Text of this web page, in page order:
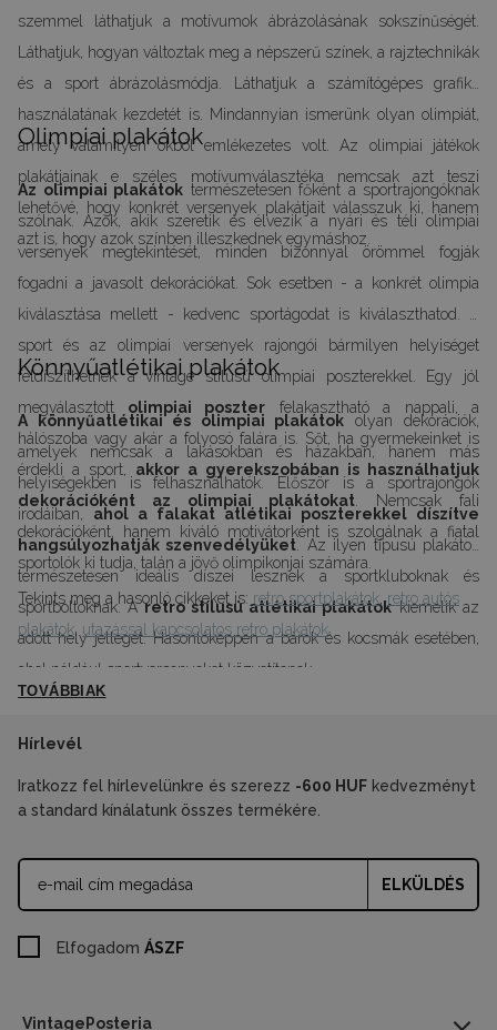
szemmel láthatjuk a motívumok ábrázolásának sokszínűségét.
Láthatjuk, hogyan változtak meg a népszerű színek, a rajztechnikák
és a sport ábrázolásmódja. Láthatjuk a számítógépes grafika
használatának kezdetét is. Mindannyian ismerünk olyan olimpiát,
amely valamilyen okból emlékezetes volt. Az olimpiai játékok
plakátjainak e széles motívumválasztéka nemcsak azt teszi
lehetővé, hogy konkrét versenyek plakátjait válasszuk ki, hanem
azt is, hogy azok színben illeszkednek egymáshoz.
Olimpiai plakátok
Az olimpiai plakátok természetesen főként a sportrajongóknak
szólnak. Azok, akik szeretik és élvezik a nyári és téli olimpiai
versenyek megtekintését, minden bizonnyal örömmel fogják
fogadni a javasolt dekorációkat. Sok esetben - a konkrét olimpia
kiválasztása mellett - kedvenc sportágodat is kiválaszthatod. A
sport és az olimpiai versenyek rajongói bármilyen helyiséget
feldíszíthetnek a vintage stílusú olimpiai poszterekkel. Egy jól
megválasztott olimpiai poszter felakasztható a nappali, a
hálószoba vagy akár a folyosó falára is. Sőt, ha gyermekeinket is
érdekli a sport, akkor a gyerekszobában is használhatjuk
dekorációként az olimpiai plakátokat . Nemcsak fali
dekorációként, hanem kiváló motivátorként is szolgálnak a fiatal
sportolók ki tudja, talán a jövő olimpikonjai számára.
Könnyűatlétikai plakátok
A könnyűatlétikai és olimpiai plakátok olyan dekorációk,
amelyek nemcsak a lakásokban és házakban, hanem más
helyiségekben is felhasználhatók. Először is a sportrajongók
irodáiban, ahol a falakat atlétikai poszterekkel díszítve
hangsúlyozhatják szenvedélyüket . Az ilyen típusú plakátok
természetesen ideális díszei lesznek a sportkluboknak és
sportboltoknak. Aretro stílusú atlétikai plakátokkiemelik az
adott hely jellegét. Hasonlóképpen a bárok és kocsmák esetében,
ahol például sportversenyeket közvetítenek.
Tekints meg a hasonló cikkeket is: retro sportplakátok ,retro autós
plakátok, utazással kapcsolatos retro plakátok.
TOVÁBBIAK
VintagePosteria
Hírlevél
Iratkozz fel hírlevelünkre és szerezz -600 HUF kedvezményt
a standard kínálatunk összes termékére.
ELKÜLDÉS
Elfogadom ÁSZF